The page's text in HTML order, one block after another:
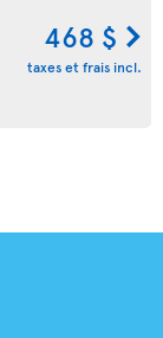
468 $
taxes et frais incl.